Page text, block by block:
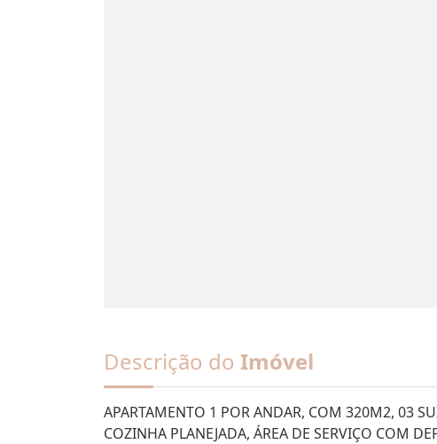
Descrição do Imóvel
APARTAMENTO 1 POR ANDAR, COM 320M2, 03
COZINHA PLANEJADA, ÁREA DE SERVIÇO COM